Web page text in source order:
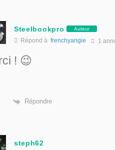
Steelbookpro Auteur
Répond à frenchyangie 1
! 😉
Répondre
steph62